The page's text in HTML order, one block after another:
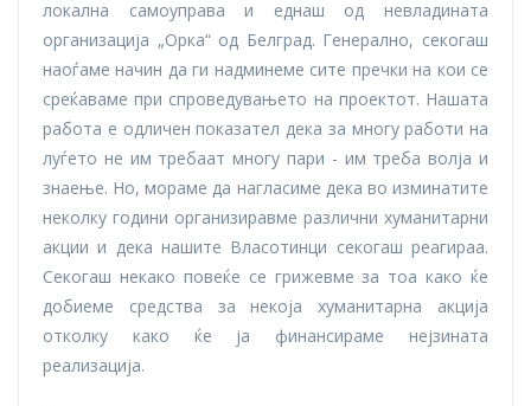
локална самоуправа и еднаш од невладината
организација „Орка“ од Белград. Генерално, секогаш
наоѓаме начин да ги надминеме сите пречки на кои се
среќаваме при спроведувањето на проектот. Нашата
работа е одличен показател дека за многу работи на
луѓето не им требаат многу пари - им треба волја и
знаење. Но, мораме да нагласиме дека во изминатите
неколку години организиравме различни хуманитарни
акции и дека нашите Власотинци секогаш реагираа.
Секогаш некако повеќе се грижевме за тоа како ќе
добиеме средства за некоја хуманитарна акција
отколку како ќе ја финансираме нејзината
реализација.